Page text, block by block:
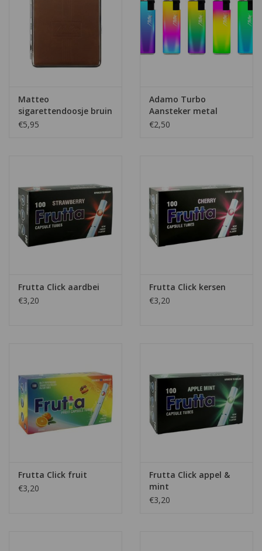
Matteo
sigarettendoosje bruin
leer
€5,95
Adamo Turbo
Aansteker metal
colourful
€2,50
Frutta Click aardbei
€3,20
Frutta Click kersen
€3,20
Frutta Click fruit
€3,20
Frutta Click appel &
mint
€3,20